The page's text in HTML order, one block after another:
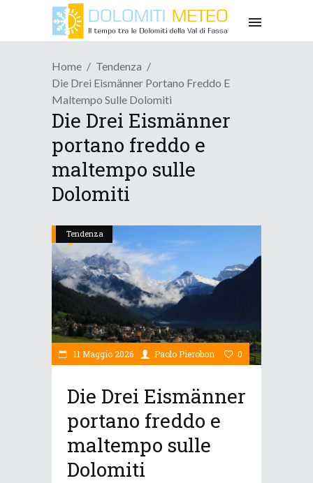
Home
Tendenza
Die Drei Eismänner Portano Freddo E
Maltempo Sulle Dolomiti
Die Drei Eismänner
portano freddo e
maltempo sulle
Dolomiti
Tendenza
11 Maggio 2026 Paolo Pierobon 0
Die Drei Eismänner
portano freddo e
maltempo sulle
Dolomiti